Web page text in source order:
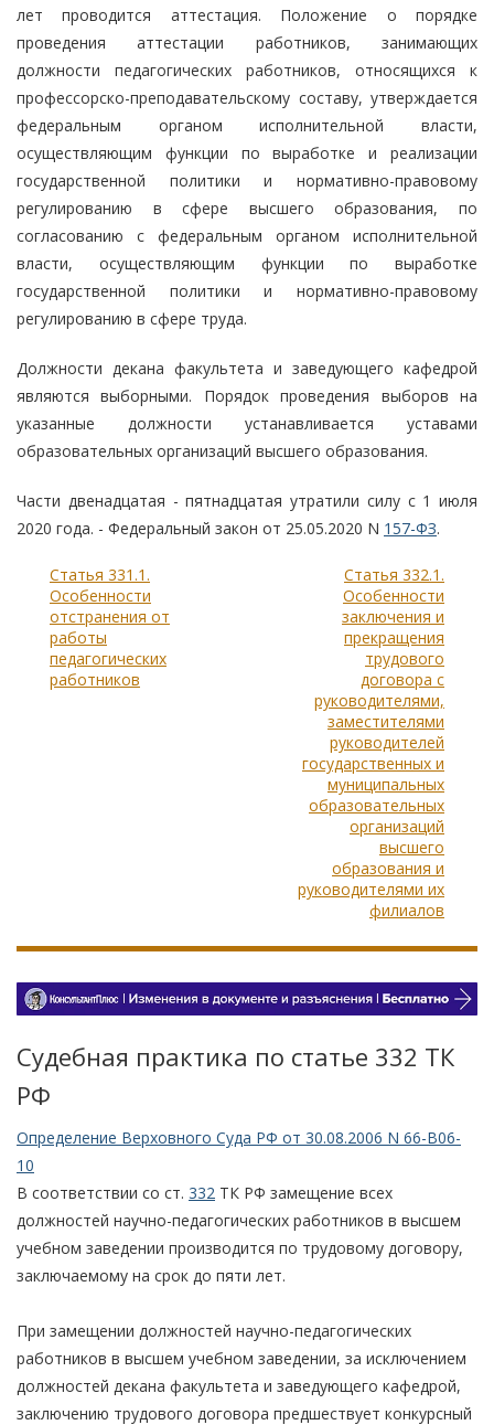
лет проводится аттестация. Положение о порядке
проведения аттестации работников, занимающих
должности педагогических работников, относящихся к
профессорско-преподавательскому составу, утверждается
федеральным органом исполнительной власти,
осуществляющим функции по выработке и реализации
государственной политики и нормативно-правовому
регулированию в сфере высшего образования, по
согласованию с федеральным органом исполнительной
власти, осуществляющим функции по выработке
государственной политики и нормативно-правовому
регулированию в сфере труда.
Должности декана факультета и заведующего кафедрой
являются выборными. Порядок проведения выборов на
указанные должности устанавливается уставами
образовательных организаций высшего образования.
Части двенадцатая - пятнадцатая утратили силу с 1 июля
2020 года. - Федеральный закон от 25.05.2020 N 157-ФЗ.
Статья 331.1.
Особенности
отстранения от
работы
педагогических
работников
Статья 332.1.
Особенности
заключения и
прекращения
трудового
договора с
руководителями,
заместителями
руководителей
государственных и
муниципальных
образовательных
организаций
высшего
образования и
руководителями их
филиалов
Судебная практика по статье 332 TК
РФ
Определение Верховного Суда РФ от 30.08.2006 N 66-В06-
10
В соответствии со ст. 332 ТК РФ замещение всех
должностей научно-педагогических работников в высшем
учебном заведении производится по трудовому договору,
заключаемому на срок до пяти лет.
При замещении должностей научно-педагогических
работников в высшем учебном заведении, за исключением
должностей декана факультета и заведующего кафедрой,
заключению трудового договора предшествует конкурсный